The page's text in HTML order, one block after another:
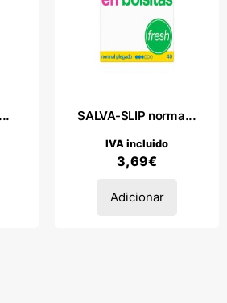
SALVA-SLIP norma...
3,69€
IVA incluido
Adicionar